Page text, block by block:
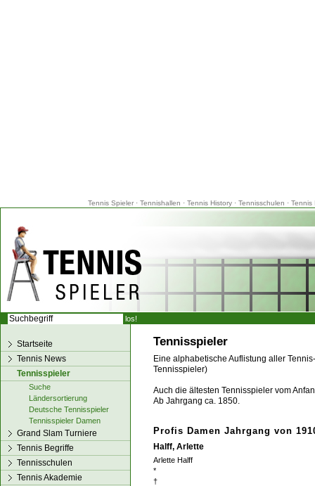
Tennis Spieler· Tennishallen · Tennis History· Tennisschulen · Tennis
Tennisspieler
Eine alphabetische Auflistung aller
Tennisspieler)
Auch die ältesten Tennisspieler vom
Ab Jahrgang ca. 1850.
Profis Damen Jahrgang von
Halff, Arlette
Arlette Halff
*
†
Startseite
Tennis News
Tennisspieler
Suche
Ländersortierung
Deutsche Tennisspieler
Tennisspieler Damen
Grand Slam Turniere
Tennis Begriffe
Tennisschulen
Tennis Akademie
los!